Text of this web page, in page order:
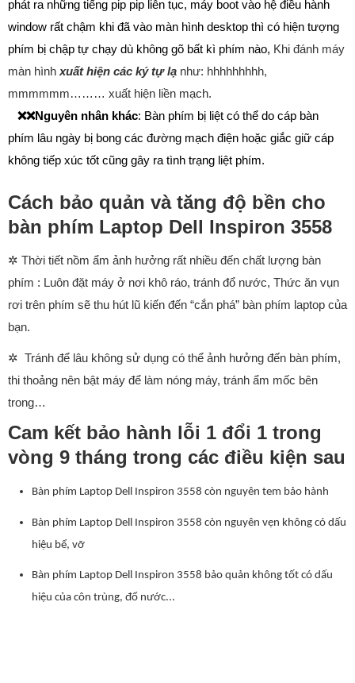
phát ra những tiếng pip pip liên tục, máy boot vào hệ điều hành
window rất chậm khi đã vào màn hình desktop thì có hiện tượng
phím bị chập tự chạy dù không gõ bất kì phím nào, Khi đánh máy
màn hình xuất hiện các ký tự lạ như: hhhhhhhhh,
mmmmmm……… xuất hiện liền mạch.
❌❌Nguyên nhân khác: Bàn phím bị liệt có thể do cáp bàn
phím lâu ngày bị bong các đường mạch điện hoặc giắc giữ cáp
không tiếp xúc tốt cũng gây ra tình trạng liệt phím.
Cách bảo quản và tăng độ bền cho
bàn phím Laptop Dell Inspiron 3558
✲ Thời tiết nồm ẩm ảnh hưởng rất nhiều đến chất lượng bàn
phím : Luôn đặt máy ở nơi khô ráo, tránh đổ nước, Thức ăn vụn
rơi trên phím sẽ thu hút lũ kiến đến “cắn phá” bàn phím laptop của
bạn.
✲ Tránh để lâu không sử dụng có thể ảnh hưởng đến bàn phím,
thi thoảng nên bật máy để làm nóng máy, tránh ẩm mốc bên
trong…
Cam kết bảo hành lỗi 1 đổi 1 trong
vòng 9 tháng trong các điều kiện sau
Bàn phím Laptop Dell Inspiron 3558 còn nguyên tem bảo hành
Bàn phím Laptop Dell Inspiron 3558 còn nguyên vẹn không có dấu
hiệu bể, vỡ
Bàn phím Laptop Dell Inspiron 3558 bảo quản không tốt có dấu
hiệu của côn trùng, đổ nước...